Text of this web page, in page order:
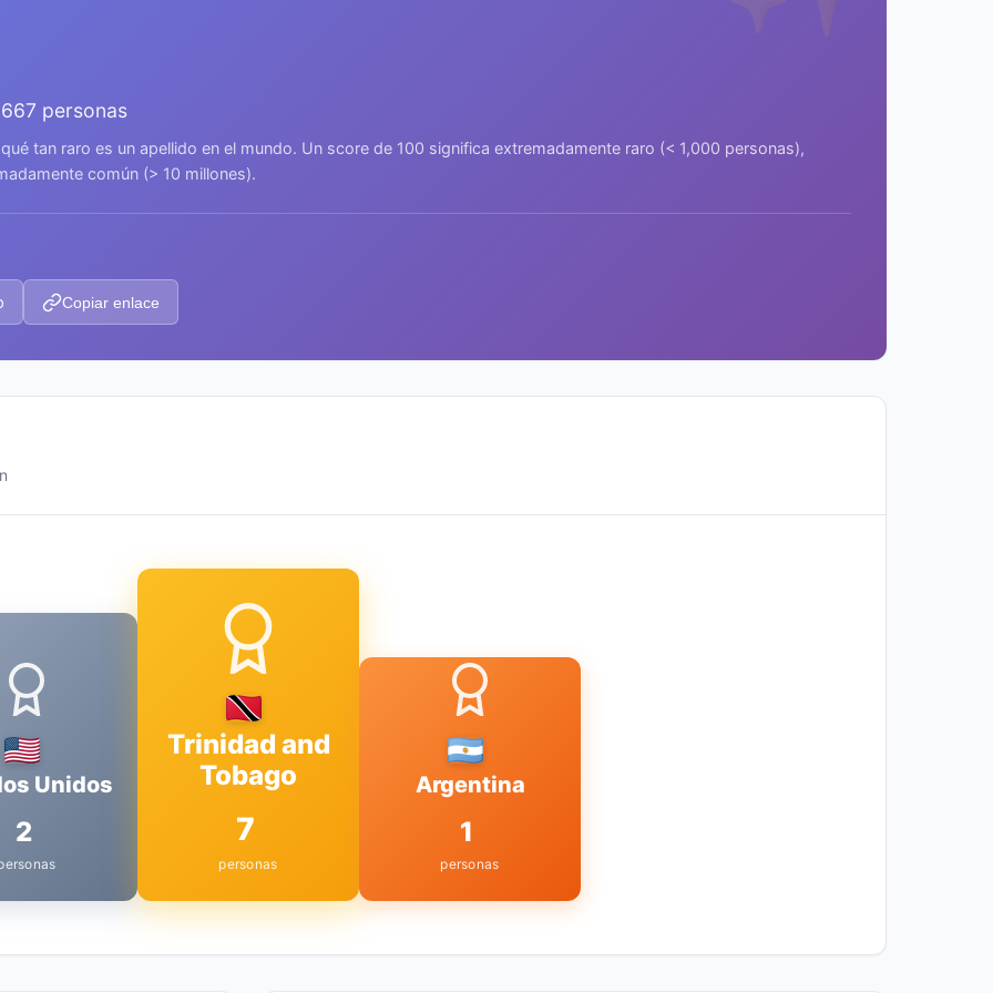
personas
tan raro es un apellido en el mundo. Un score de 100 significa extremadamente raro (< 1,000 personas),
común (> 10 millones).
Copiar enlace
Unidos
2
Trinidad and
Tobago
7
personas
Argentina
1
personas